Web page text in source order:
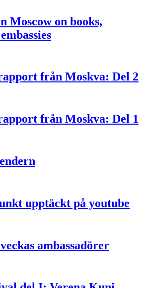
Moscow on books,
från Moskva: Del 2
från Moskva: Del 1
upptäckt på youtube
ambassadörer